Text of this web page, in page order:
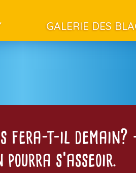
GALERIE DES
fera-t-il demain?
pourra s’asseoir.